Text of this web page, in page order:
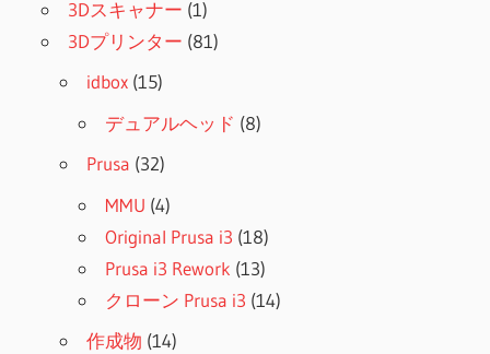
3Dスキャナー (1)
3Dプリンター (81)
idbox (15)
デュアルヘッド (8)
Prusa (32)
MMU (4)
Original Prusa i3 (18)
Prusa i3 Rework (13)
クローン Prusa i3 (14)
作成物 (14)